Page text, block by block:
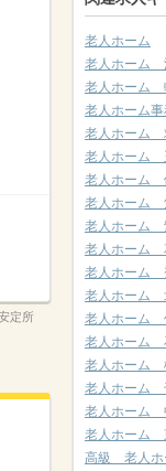
定所
老人ホーム
老人ホーム
老人ホーム
老人ホーム事
老人ホーム
老人ホーム
老人ホーム
老人ホーム
老人ホーム
老人ホーム
老人ホーム
老人ホーム
老人ホーム
老人ホーム
老人ホーム
老人ホーム
老人ホーム
老人ホーム
高級 老人ホ